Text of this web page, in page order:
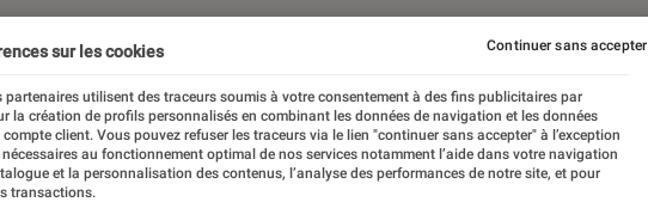
par L’Éclaireur Fnac. Découvrez les
d’artistes, des entretiens, mais aussi
sur les cookies
partenaires utilisent des traceurs soumis à votre consentement à des fins publicitaires par
la création de profils personnalisés en combinant les données de navigation et les données
compte client. Vous pouvez refuser les traceurs via le lien "continuer sans accepter" à l’exception
au fonctionnement optimal de nos services notamment l’aide dans votre navigation
et la personnalisation des contenus, l’analyse des performances de notre site, et pour
transactions.
Continuer sans accepter